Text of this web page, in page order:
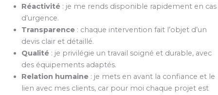
Réactivité: je me rends disponible rapidement en cas
d’urgence.
Transparence: chaque intervention fait l’objet d’un
devis clair et détaillé.
Qualité: je privilégie un travail soigné et durable, avec
des équipements adaptés.
Relation humaine: je mets en avant la confiance et le
lien avec mes clients, car pour moi chaque projet est